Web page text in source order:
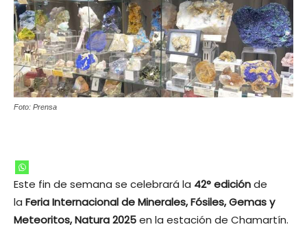
Foto: Prensa
Este fin de semana se celebrará la 42° ediciónde
la Feria Internacional de Minerales, Fósiles, Gemas y
Meteoritos, Natura 2025en la estación de Chamartín.